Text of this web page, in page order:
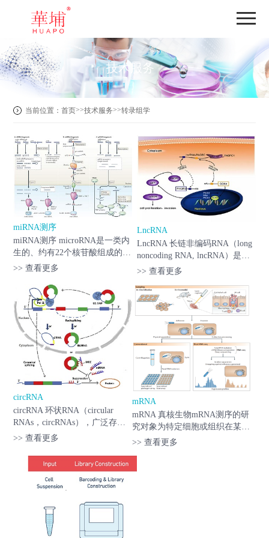
技术服务
当前位置：首页>>技术服务>>转录组学
miRNA测序
miRNA测序 microRNA是一类内
生的、约有22个核苷酸组成的非
编码小分子RNA，其在细胞内具
miRNA可以调节多个靶基因，
而几个miRNA也可以调节同一
个基因。这种复...
>> 查看更多
LncRNA
LncRNA 长链非编码RNA（long
noncoding RNA, lncRNA）是一
类长度超过200 nt的长链非编码
大约是为mRNA的3-100倍。通
过与DNA、RNA或蛋白质结
合，在表观遗传、转录及转录...
>> 查看更多
circRNA
circRNA 环状RNA（circular
RNAs，circRNAs），广泛存在
于人和动植物中，是一类新的隐
码RNA。不同于线性RNA，
circRNAs呈封闭环状结构，不受
RNA外切酶影响，表达更...
>> 查看更多
mRNA
mRNA 真核生物mRNA测序的研
究对象为特定细胞或组织在某一
功能状态下转录出来的mRNA集
也称为PolyA-Seq。 mRNA测序
>> 查看更多